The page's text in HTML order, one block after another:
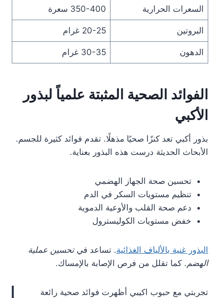
السعرات الحرارية 350-400 سعرة
البروتين 20-25 غرام
الدهون 30-35 غرام
الفوائد الصحية المثبتة علمياً لبذور
الأكبي
بذور أكبي تعد كنزًا صحيًا مذهلًا. تقدم فوائد كثيرة للجسم.
الأبحاث الحديثة درست هذه البذور بعناية.
تحسين صحة الجهاز الهضمي
تنظيم مستويات السكر في الدم
دعم صحة القلب والأوعية الدموية
خفض مستويات الكوليسترول
البذور غنية بالألياف الغذائية. تساعد فيتحسين عملية
الهضم. كما تقلل من فرص الإصابة بالإمساك.
تجربتي مع حبوب اكيبي أظهرت فوائد صحية رائعة